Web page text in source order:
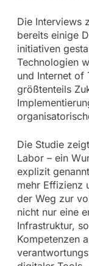
Die Interviews
bereits einige
initiativen
Technologien
und Internet of
größtenteils
Die Studie
Labor – ein
explizit
mehr Effizienz
der Weg zur
nicht nur eine
Infrastruktur,
Kompetenzen